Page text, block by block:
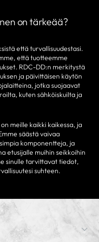
on tärkeää?
että turvallisuudestasi.
että tuotteemme
RDC-DD:n merkitystä
ja päivittäisen käytön
jotka suojaavat
kuten sähköiskuilta ja
meille kaikki kaikessa, ja
säästä vaivaa
komponentteja, ja
etusijalle muihin seikkoihin
sinulle tarvittavat tiedot,
suhteen.